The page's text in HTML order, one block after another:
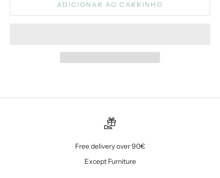
ADICIONAR AO CARRINHO
Free delivery over 90€
Except Furniture